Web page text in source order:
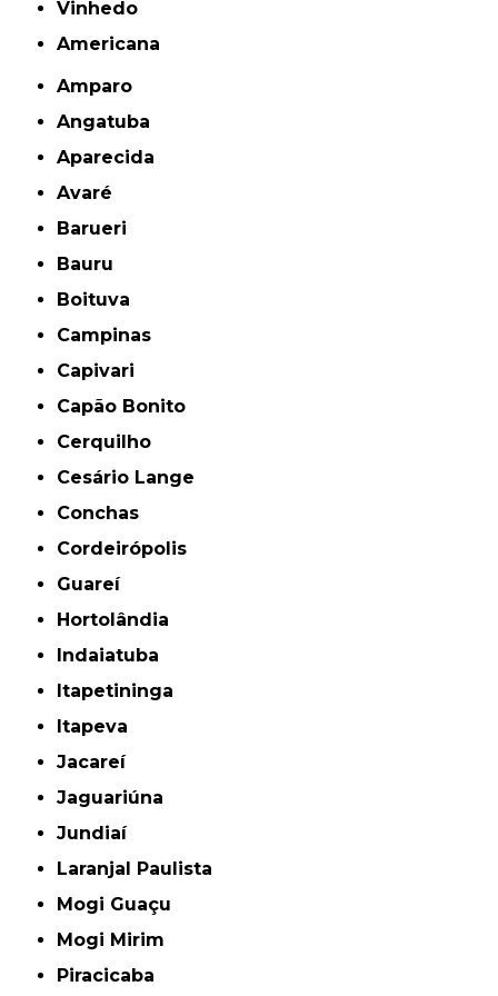
Vinhedo
americana
Amparo
Angatuba
Aparecida
Avaré
Barueri
Bauru
Boituva
Campinas
Capivari
Capão Bonito
Cerquilho
Cesário Lange
Conchas
Cordeirópolis
Guareí
Hortolândia
Indaiatuba
Itapetininga
Itapeva
Jacareí
Jaguariúna
Jundiaí
Laranjal Paulista
Mogi Guaçu
Mogi Mirim
Piracicaba